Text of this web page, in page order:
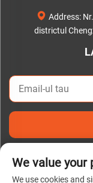
Address:
districtul
We value your
We use cookies and